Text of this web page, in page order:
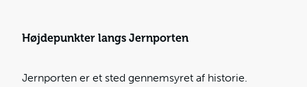
Højdepunkter langs Jernporten
Jernporten er et sted gennemsyret af historie.